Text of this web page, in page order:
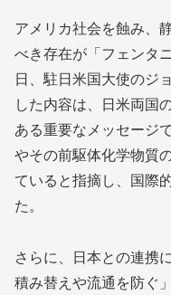
アメリカ社会を蝕み、
べき存在が「フェンタ
日、駐日米国大使のジ
した内容は、日米両国
ある重要なメッセージ
やその前駆体化学物質
ていると指摘し、国際
た。
さらに、日本との連携
積み替えや流通を防ぐ